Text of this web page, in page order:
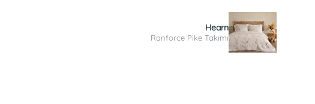
Hearn
Ranforce Pike Takımı